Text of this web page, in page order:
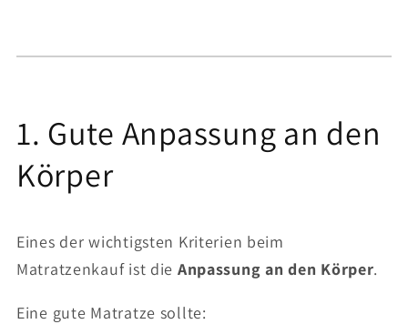
1. Gute Anpassung an den
Körper
Eines der wichtigsten Kriterien beim
Matratzenkauf ist die Anpassung an den Körper.
Eine gute Matratze sollte: